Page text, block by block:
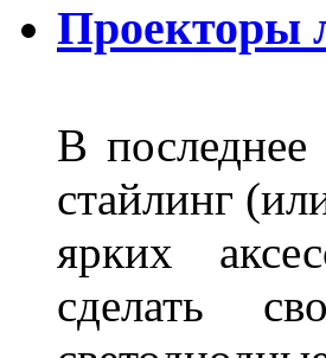
Проекторы
В последнее
стайлинг
ярких
сделать